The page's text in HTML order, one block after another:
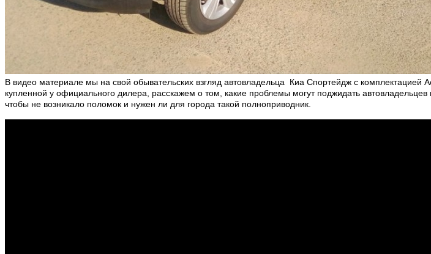
В видео материале мы на свой обывательских взгляд автовладельца
Киа Спортейдж с комплектацией
купленной у официального дилера, расскажем о том, какие проблемы могут поджидать
чтобы не возникало поломок и нужен ли для города такой полноприводник.